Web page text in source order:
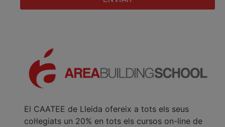
El CAATEE de Lleida ofereix a tots els seus
col·legiats un 20% en tots els cursos on-line de